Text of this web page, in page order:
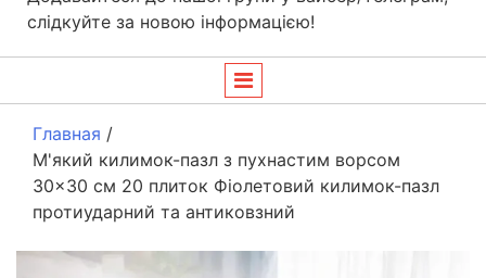
слідкуйте за новою інформацією!
Главная /
М'який килимок-пазл з пухнастим ворсом
30×30 см 20 плиток Фіолетовий килимок-пазл
протиударний та антиковзний